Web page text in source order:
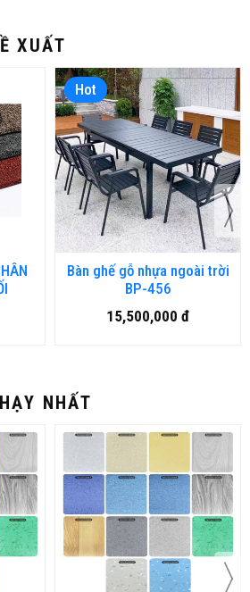
XUẤT
Hot
Bàn ghế gỗ nhựa ngoài trời
BP-456
15,500,000 đ
NHẤT